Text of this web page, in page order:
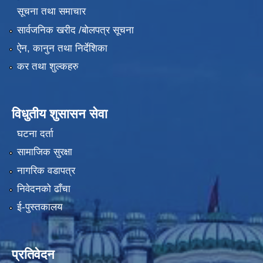
सूचना तथा समाचार
सार्वजनिक खरीद /बोलपत्र सूचना
ऐन, कानुन तथा निर्देशिका
कर तथा शुल्कहरु
विधुतीय शुसासन सेवा
घटना दर्ता
सामाजिक सुरक्षा
नागरिक वडापत्र
निवेदनको ढाँचा
ई-पुस्तकालय
प्रतिवेदन